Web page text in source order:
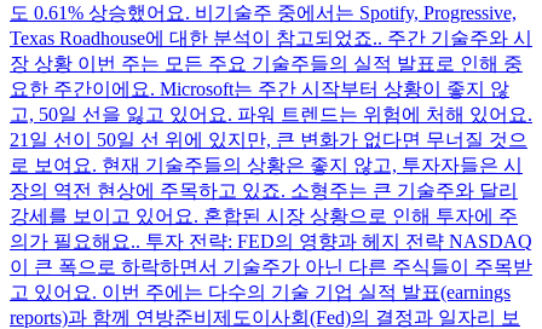
도 0.61% 상승했어요. 비기술주 중에서는 Spotify, Progressive,
Texas Roadhouse에 대한 분석이 참고되었죠.. 주간 기술주와 시
장 상황 이번 주는 모든 주요 기술주들의 실적 발표로 인해 중
요한 주간이에요. Microsoft는 주간 시작부터 상황이 좋지 않
고, 50일 선을 잃고 있어요. 파워 트렌드는 위험에 처해 있어요.
21일 선이 50일 선 위에 있지만, 큰 변화가 없다면 무너질 것으
로 보여요. 현재 기술주들의 상황은 좋지 않고, 투자자들은 시
장의 역전 현상에 주목하고 있죠. 소형주는 큰 기술주와 달리
강세를 보이고 있어요. 혼합된 시장 상황으로 인해 투자에 주
의가 필요해요.. 투자 전략: FED의 영향과 헤지 전략 NASDAQ
이 큰 폭으로 하락하면서 기술주가 아닌 다른 주식들이 주목받
고 있어요. 이번 주에는 다수의 기술 기업 실적 발표(earnings
reports)과 함께 연방준비제도이사회(Fed)의 결정과 일자리 보